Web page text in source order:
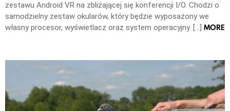
zestawu Android VR na zbliżającej się konferencji I/O. Chodzi o
samodzielny zestaw okularów, który będzie wyposażony we
własny procesor, wyświetlacz oraz system operacyjny. […] MORE